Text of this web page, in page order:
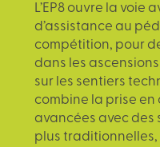
L’EP8 ouvre la voie
d’assistance au
compétition, pour
dans les
sur les sentiers
combine la prise
avancées avec
plus